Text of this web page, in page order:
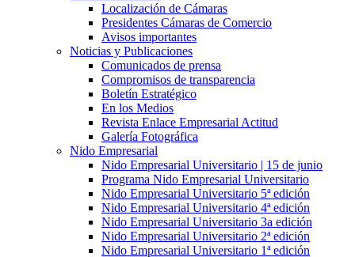
Localización de Cámaras
Presidentes Cámaras de Comercio
Avisos importantes
Noticias y Publicaciones
Comunicados de prensa
Compromisos de transparencia
Boletín Estratégico
En los Medios
Revista Enlace Empresarial Actitud
Galería Fotográfica
Nido Empresarial
Nido Empresarial Universitario | 15 de junio
Programa Nido Empresarial Universitario
Nido Empresarial Universitario 5ª edición
Nido Empresarial Universitario 4ª edición
Nido Empresarial Universitario 3a edición
Nido Empresarial Universitario 2ª edición
Nido Empresarial Universitario 1ª edición